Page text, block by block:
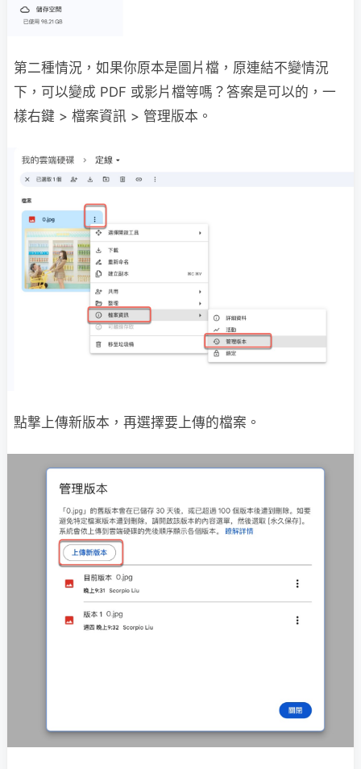
第二種情況，如果你原本是圖片檔，原連結不變情況
下，可以變成 PDF 或影片檔等嗎？答案是可以的，一
樣右鍵 > 檔案資訊 > 管理版本。
點撃上傳新版本，再選擇要上傳的檔案。